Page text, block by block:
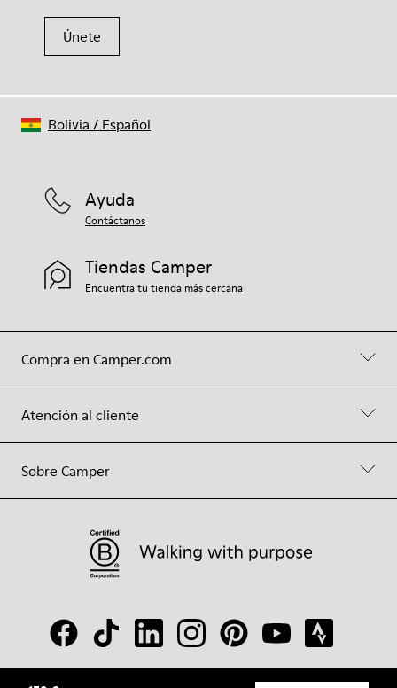
Únete
Compra en Camper.com
Atención al cliente
Sobre Camper
Ayuda
Contáctanos
Tiendas Camper
Encuentra tu tienda más cercana
Bolivia / Español